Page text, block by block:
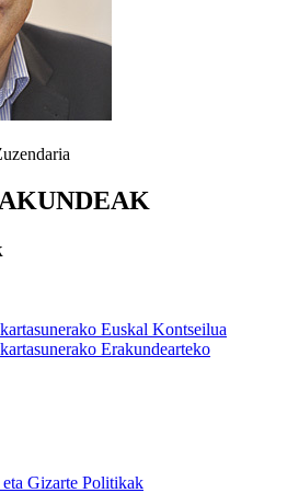
Euskal Kontseilua
Erakundearteko
Gizarte Politikak